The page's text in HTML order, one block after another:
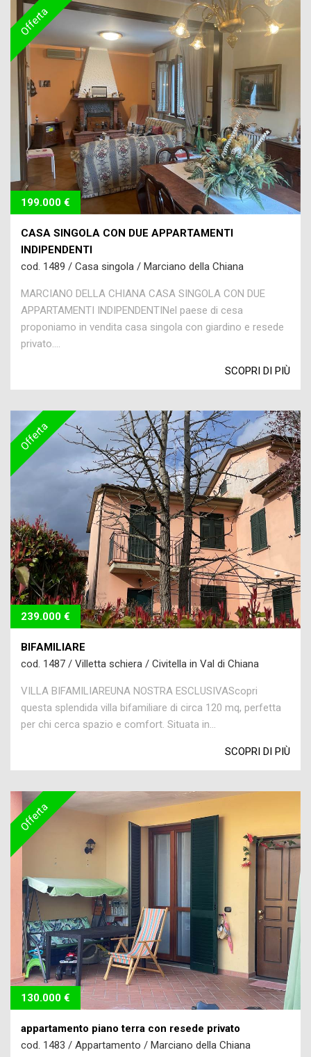
Offerta
199.000 €
CASA SINGOLA CON DUE APPARTAMENTI
INDIPENDENTI
cod. 1489 / Casa singola / Marciano della Chiana
MARCIANO DELLA CHIANA CASA SINGOLA CON DUE
APPARTAMENTI INDIPENDENTINel paese di cesa
proponiamo in vendita casa singola con giardino e resede
privato....
SCOPRI DI PIÙ
Offerta
239.000 €
BIFAMILIARE
cod. 1487 / Villetta schiera / Civitella in Val di Chiana
VILLA BIFAMILIAREUNA NOSTRA ESCLUSIVAScopri
questa splendida villa bifamiliare di circa 120 mq, perfetta
per chi cerca spazio e comfort. Situata in...
SCOPRI DI PIÙ
Offerta
130.000 €
appartamento piano terra con resede privato
cod. 1483 / Appartamento / Marciano della Chiana